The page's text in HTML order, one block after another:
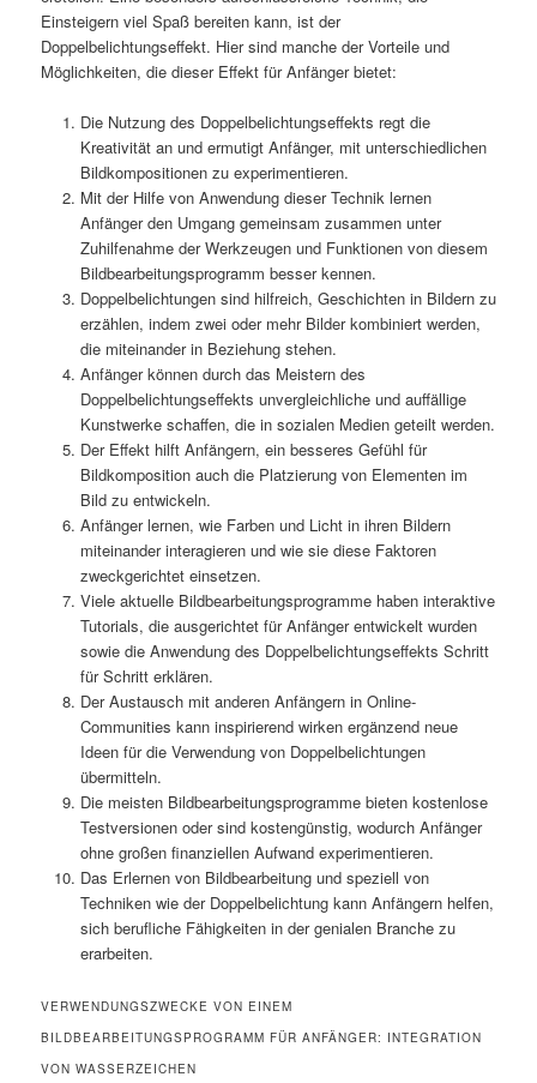
Einsteigern viel Spaß bereiten kann, ist der
Doppelbelichtungseffekt. Hier sind manche der Vorteile und
Möglichkeiten, die dieser Effekt für Anfänger bietet:
Die Nutzung des Doppelbelichtungseffekts regt die
Kreativität an und ermutigt Anfänger, mit unterschiedlichen
Bildkompositionen zu experimentieren.
Mit der Hilfe von Anwendung dieser Technik lernen
Anfänger den Umgang gemeinsam zusammen unter
Zuhilfenahme der Werkzeugen und Funktionen von diesem
Bildbearbeitungsprogramm besser kennen.
Doppelbelichtungen sind hilfreich, Geschichten in Bildern zu
erzählen, indem zwei oder mehr Bilder kombiniert werden,
die miteinander in Beziehung stehen.
Anfänger können durch das Meistern des
Doppelbelichtungseffekts unvergleichliche und auffällige
Kunstwerke schaffen, die in sozialen Medien geteilt werden.
Der Effekt hilft Anfängern, ein besseres Gefühl für
Bildkomposition auch die Platzierung von Elementen im
Bild zu entwickeln.
Anfänger lernen, wie Farben und Licht in ihren Bildern
miteinander interagieren und wie sie diese Faktoren
zweckgerichtet einsetzen.
Viele aktuelle Bildbearbeitungsprogramme haben interaktive
Tutorials, die ausgerichtet für Anfänger entwickelt wurden
sowie die Anwendung des Doppelbelichtungseffekts Schritt
für Schritt erklären.
Der Austausch mit anderen Anfängern in Online-
Communities kann inspirierend wirken ergänzend neue
Ideen für die Verwendung von Doppelbelichtungen
übermitteln.
Die meisten Bildbearbeitungsprogramme bieten kostenlose
Testversionen oder sind kostengünstig, wodurch Anfänger
ohne großen finanziellen Aufwand experimentieren.
Das Erlernen von Bildbearbeitung und speziell von
Techniken wie der Doppelbelichtung kann Anfängern helfen,
sich berufliche Fähigkeiten in der genialen Branche zu
erarbeiten.
VERWENDUNGSZWECKE VON EINEM
BILDBEARBEITUNGSPROGRAMM FÜR ANFÄNGER: INTEGRATION
VON WASSERZEICHEN